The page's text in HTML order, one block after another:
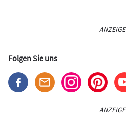
ANZEIGE
Folgen Sie uns
ANZEIGE